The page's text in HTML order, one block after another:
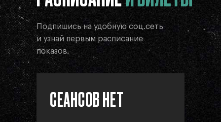
Подпишись на удобную соц.сеть
и узнай первым расписание
показов.
СЕАНСОВ НЕТ